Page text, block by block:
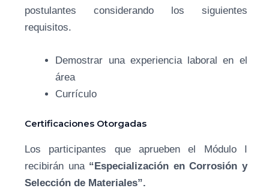
postulantes considerando los siguientes
requisitos.
Demostrar una experiencia laboral en el
área
Currículo
Certificaciones Otorgadas
Los participantes que aprueben el Módulo I
recibirán una “Especialización en Corrosión y
Selección de Materiales”.